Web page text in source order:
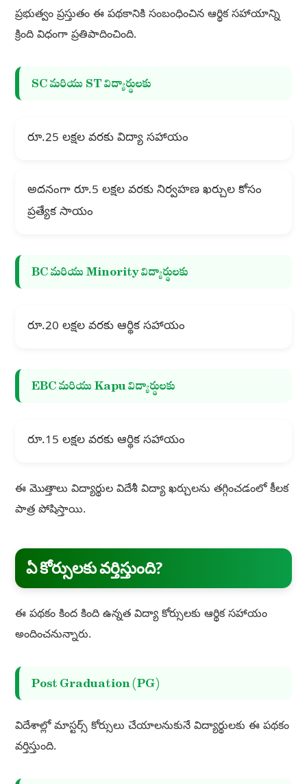
ప్రభుత్వం ప్రస్తుతం ఈ పథకానికి సంబంధించిన ఆర్థిక సహాయాన్ని
క్రింది విధంగా ప్రతిపాదించింది.
SC మరియు ST విద్యార్థులకు
రూ.25 లక్షల వరకు విద్యా సహాయం
అదనంగా రూ.5 లక్షల వరకు నిర్వహణ ఖర్చుల కోసం
ప్రత్యేక సాయం
BC మరియు Minority విద్యార్థులకు
రూ.20 లక్షల వరకు ఆర్థిక సహాయం
EBC మరియు Kapu విద్యార్థులకు
రూ.15 లక్షల వరకు ఆర్థిక సహాయం
ఈ మొత్తాలు విద్యార్థుల విదేశీ విద్యా ఖర్చులను తగ్గించడంలో కీలక
పాత్ర పోషిస్తాయి.
ఏ కోర్సులకు వర్తిస్తుంది?
ఈ పథకం కింద కింది ఉన్నత విద్యా కోర్సులకు ఆర్థిక సహాయం
అందించనున్నారు.
Post Graduation (PG)
విదేశాల్లో మాస్టర్స్ కోర్సులు చేయాలనుకునే విద్యార్థులకు ఈ పథకం
వర్తిస్తుంది.